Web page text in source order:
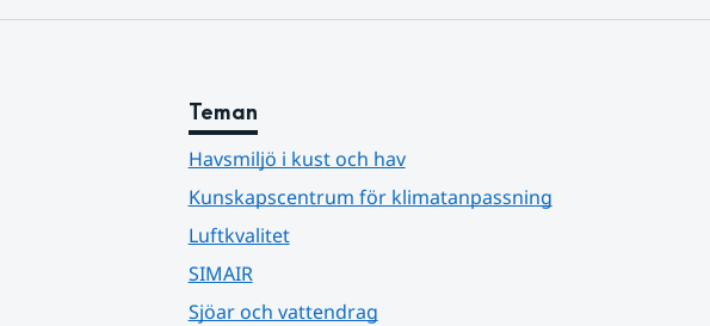
Teman
Havsmiljö i kust och hav
Kunskapscentrum för klimatanpassning
Luftkvalitet
SIMAIR
Sjöar och vattendrag